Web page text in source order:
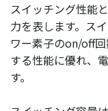
スイッチング性能
力を表します。ス
ワー素子のon/off
する性能に優れ、
す。